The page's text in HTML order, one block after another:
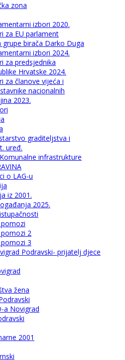
zona
izbori 2020.
za EU parlament
grupe birača Darko Duga
izbori 2024.
za predsjednika
Hrvatske 2024.
za članove vijeća i
nacionalnih
2023.
graditeljstva i
uređ.
infrastrukture
o LAG-u
iz 2001.
2025.
2
3
Podravski- prijatelj djece
žena
a Novigrad
2001